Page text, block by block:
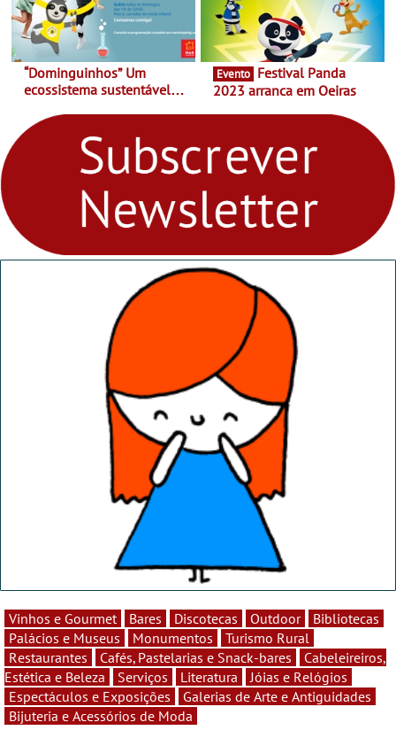
“Dominguinhos” Um
ecossistema sustentável
fores - Atelier de Educação
Ambiental nos
“Dominguinhos” de 23 de
Evento
2023 arranca em Oeiras
Vinhos e Gourmet Bares Discotecas Outdoor
Bibliotecas
Palácios e Museus
Monumentos
Turismo Rural
Restaurantes
Cafés, Pastelarias e Snack-bares
Cabeleireiros,
Estética e Beleza
Serviços Literatura
Jóias e Relógios
Espectáculos e Exposições
Galerias de Arte e Antiguidades
Bijuteria e Acessórios de Moda